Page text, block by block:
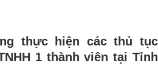
thực hiện các thủ tục
1 thành viên tại Tỉnh